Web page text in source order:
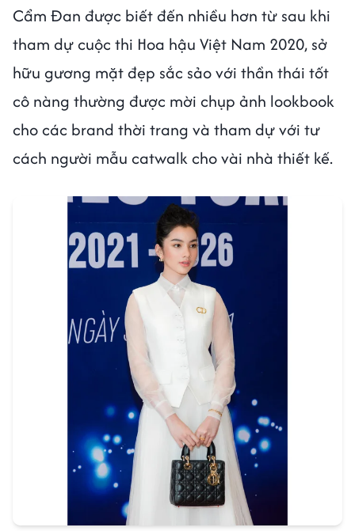
Cẩm Đan được biết đến nhiều hơn từ sau khi
tham dự cuộc thi Hoa hậu Việt Nam 2020, sở
hữu gương mặt đẹp sắc sảo với thần thái tốt
cô nàng thường được mời chụp ảnh lookbook
cho các brand thời trang và tham dự với tư
cách người mẫu catwalk cho vài nhà thiết kế.